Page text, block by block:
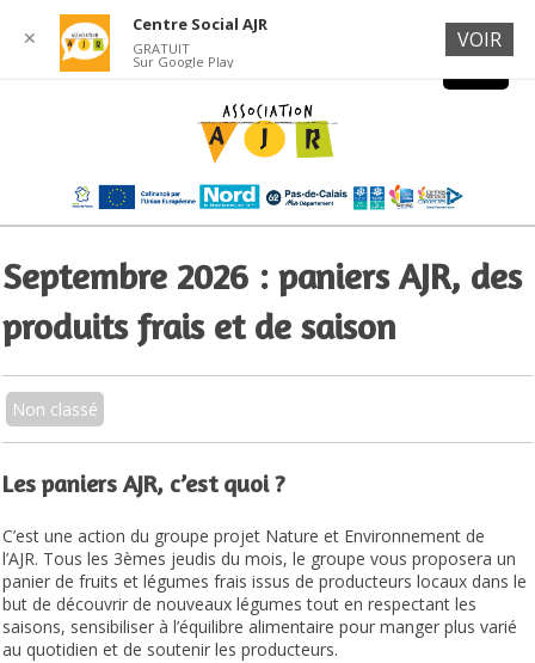
Septembre 2026 : paniers AJR, des
produits frais et de saison
Non classé
Les paniers AJR, c’est quoi ?
C’est une action du groupe projet Nature et Environnement de
l’AJR. Tous les 3èmes jeudis du mois, le groupe vous proposera un
panier de fruits et légumes frais issus de producteurs locaux dans le
but de découvrir de nouveaux légumes tout en respectant les
saisons, sensibiliser à l’équilibre alimentaire pour manger plus varié
au quotidien et de soutenir les producteurs.
✕
Centre Social AJR
GRATUIT
Sur Google Play
VOIR